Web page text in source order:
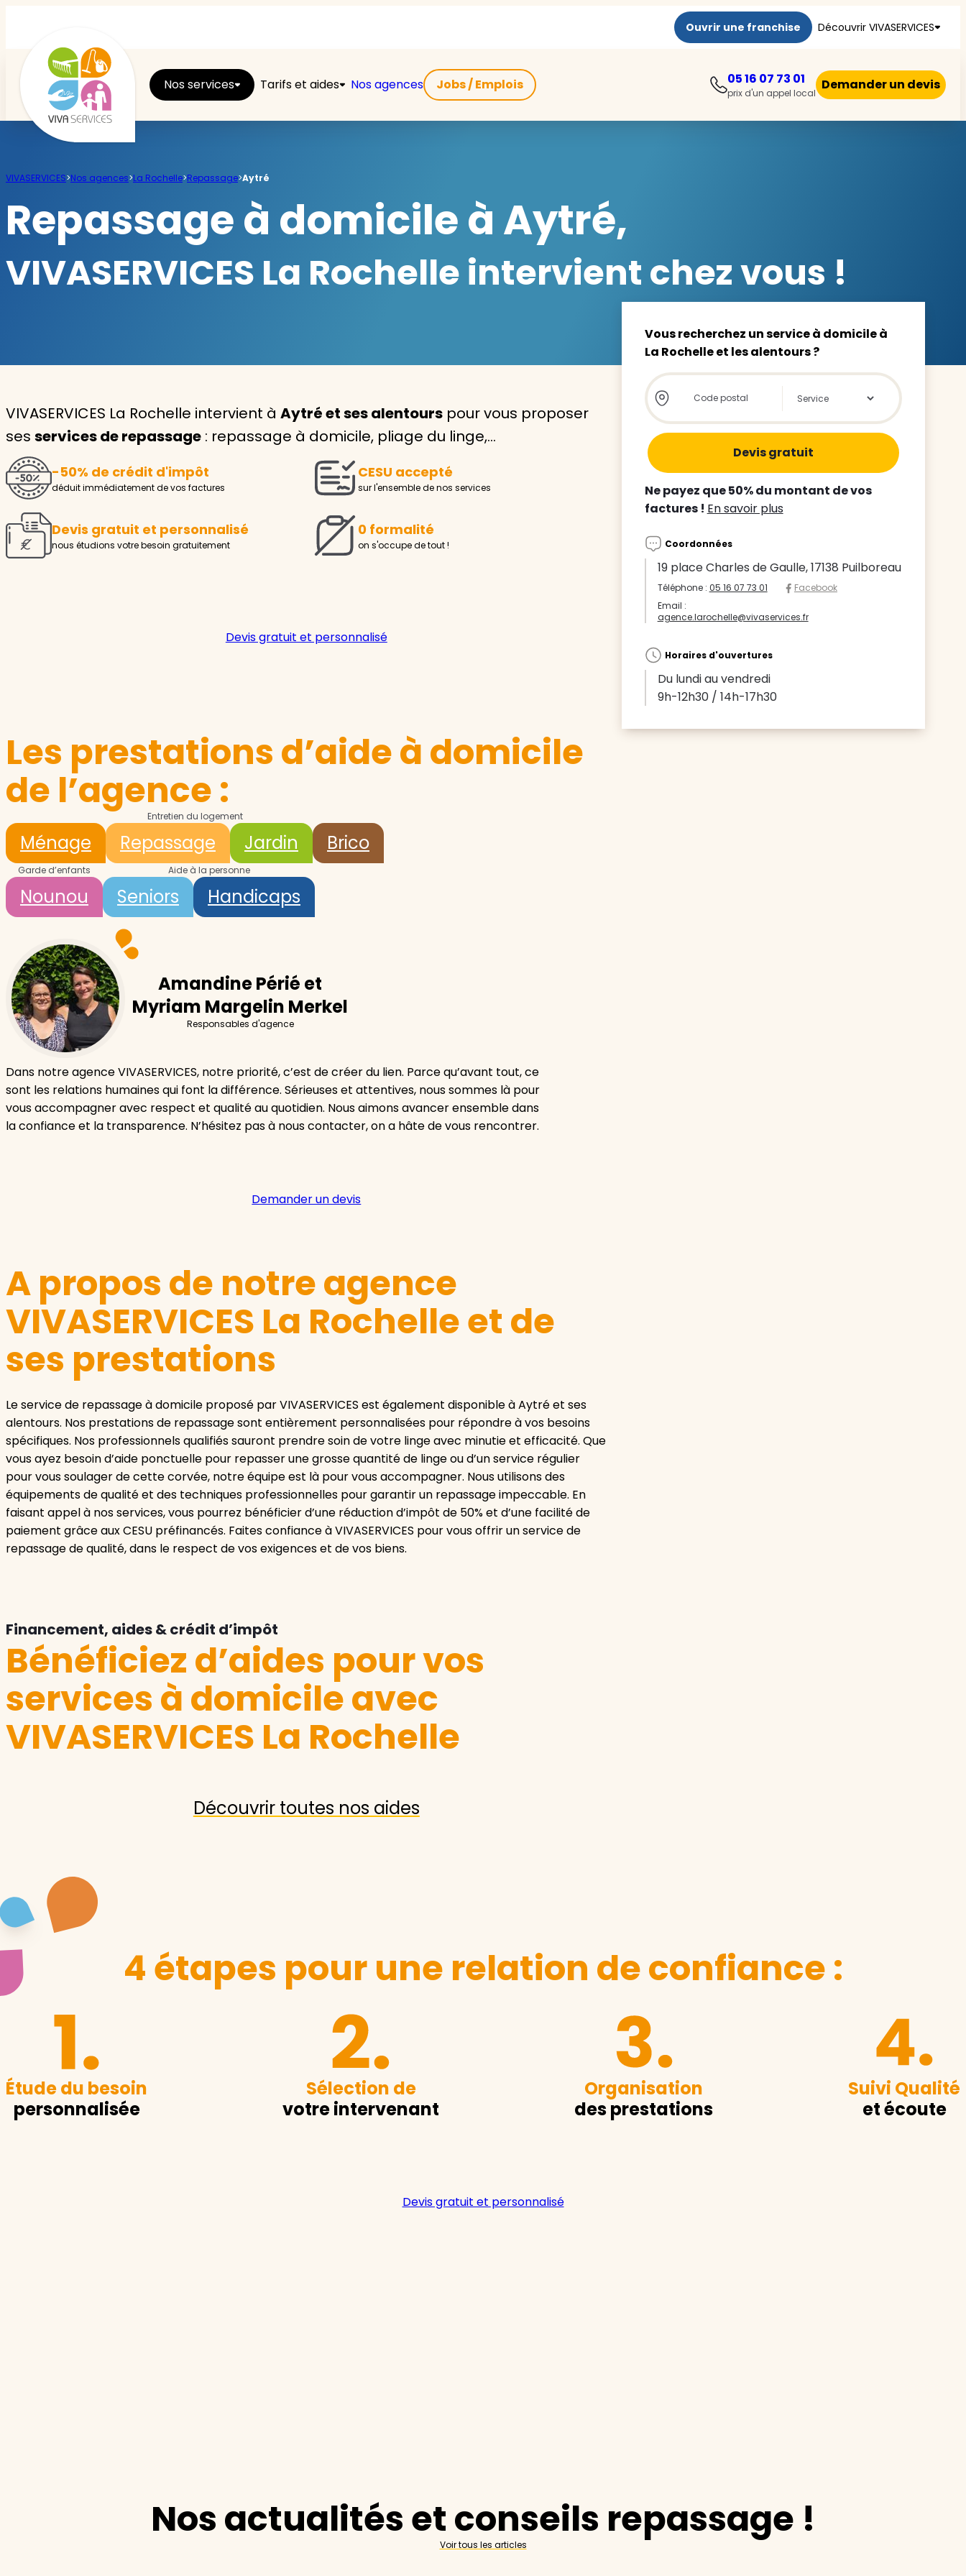
Ouvrir une franchise Découvrir VIVASERVICES
Nos services Tarifs et aides Nos agences Jobs / Emplois 05 16 07 73 01
prix d'un appel local
Demander un devis
Repassage
Jardin
Aide à la personne
Seniors
Handicaps
Avec VIVASERVICES, trouvez le
service à domicile qui vous
correspond !
Pour l’entretien de votre logement, la garde de votre enfant
ou l’accompagnement d’un parent, nos intervenants à
domicile sont là pour vous épauler.
Trouver mon agence
VIVASERVICES>Nos agences>La Rochelle>Repassage>Aytré
Repassage à domicile à Aytré,
VIVASERVICES La Rochelle intervient chez vous !
VIVASERVICES La Rochelle intervient à Aytré et ses alentours pour vous proposer
ses services de repassage : repassage à domicile, pliage du linge,…
-50% de crédit d'impôt
déduit immédiatement de vos factures
CESU accepté
sur l'ensemble de nos services
Devis gratuit et personnalisé
nous étudions votre besoin gratuitement
0 formalité
on s'occupe de tout !
Devis gratuit et personnalisé
Les prestations d’aide à domicile
de l’agence :
Entretien du logement
Ménage Repassage Jardin Brico
Garde d’enfants
Nounou
Aide à la personne
Seniors Handicaps
Amandine Périé et
Myriam Margelin Merkel
Responsables d'agence
Dans notre agence VIVASERVICES, notre priorité, c’est de créer du lien. Parce qu’avant tout, ce
sont les relations humaines qui font la différence. Sérieuses et attentives, nous sommes là pour
vous accompagner avec respect et qualité au quotidien. Nous aimons avancer ensemble dans
la confiance et la transparence. N’hésitez pas à nous contacter, on a hâte de vous rencontrer.
Demander un devis
A propos de notre agence
VIVASERVICES La Rochelle et de
ses prestations
Le service de repassage à domicile proposé par VIVASERVICES est également disponible à Aytré et ses
alentours. Nos prestations de repassage sont entièrement personnalisées pour répondre à vos besoins
spécifiques. Nos professionnels qualifiés sauront prendre soin de votre linge avec minutie et efficacité. Que
vous ayez besoin d’aide ponctuelle pour repasser une grosse quantité de linge ou d’un service régulier
pour vous soulager de cette corvée, notre équipe est là pour vous accompagner. Nous utilisons des
équipements de qualité et des techniques professionnelles pour garantir un repassage impeccable. En
faisant appel à nos services, vous pourrez bénéficier d’une réduction d’impôt de 50% et d’une facilité de
paiement grâce aux CESU préfinancés. Faites confiance à VIVASERVICES pour vous offrir un service de
repassage de qualité, dans le respect de vos exigences et de vos biens.
Financement, aides & crédit d’impôt
Bénéficiez d’aides pour vos
services à domicile avec
VIVASERVICES La Rochelle
Découvrir toutes nos aides
Vous recherchez un service à domicile à
La Rochelle et les alentours ?
Store locator global - Autocompletion
Rechercher
Ne payez que 50% du montant de vos
factures ! En savoir plus
Coordonnées
19 place Charles de Gaulle, 17138 Puilboreau
Téléphone : 05 16 07 73 01
Facebook
Email :
agence.larochelle@vivaservices.fr
Horaires d'ouvertures
Du lundi au vendredi
9h-12h30 / 14h-17h30
4 étapes pour une relation de confiance :
Étude du besoin
personnalisée
Sélection de
votre intervenant
Organisation
des prestations
Suivi Qualité
et écoute
Devis gratuit et personnalisé
Nos actualités et conseils repassage !
Voir tous les articles